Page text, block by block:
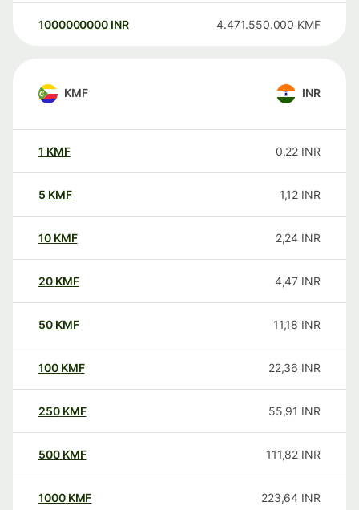
1000000000 INR 4.471.550.000 KMF
KMF INR
1 KMF 0,22 INR
5 KMF 1,12 INR
10 KMF 2,24 INR
20 KMF 4,47 INR
50 KMF 11,18 INR
100 KMF 22,36 INR
250 KMF 55,91 INR
500 KMF 111,82 INR
1000 KMF 223,64 INR